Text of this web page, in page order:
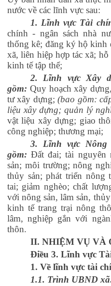
nước về các lĩnh vực sau:
1. Lĩnh vực Tài
chính - ngân sách nhà
thống kê; đăng ký hộ kinh
xã, liên hiệp hợp tác xã;
kinh tế tập thể;
2. Lĩnh vực Xây
gồm: Quy hoạch xây
tư xây dựng;(bao gồm:
liệu xây dựng; quản lý
vật liệu xây dựng; giao
công nghiệp; thương mại;
3. Lĩnh vực Nông
gồm: Đất đai; tài nguyên
sản; môi trường; nông
thủy sản; phát triển nông
tai; giảm nghèo; chất
với nông sản, lâm sản,
kinh tế trang trại nông
lâm, nghiệp gắn với
thôn.
II. NHIỆM VỤ VÀ
Điều 3. Lĩnh vực
1. Về lĩnh vực tài
1.1. Trình UBND